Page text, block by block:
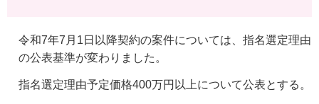
令和7年7月1日以降契約の案件については、指名選定理由
の公表基準が変わりました。
指名選定理由予定価格400万円以上について公表とする。